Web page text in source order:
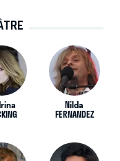
Nilda
FERNANDEZ